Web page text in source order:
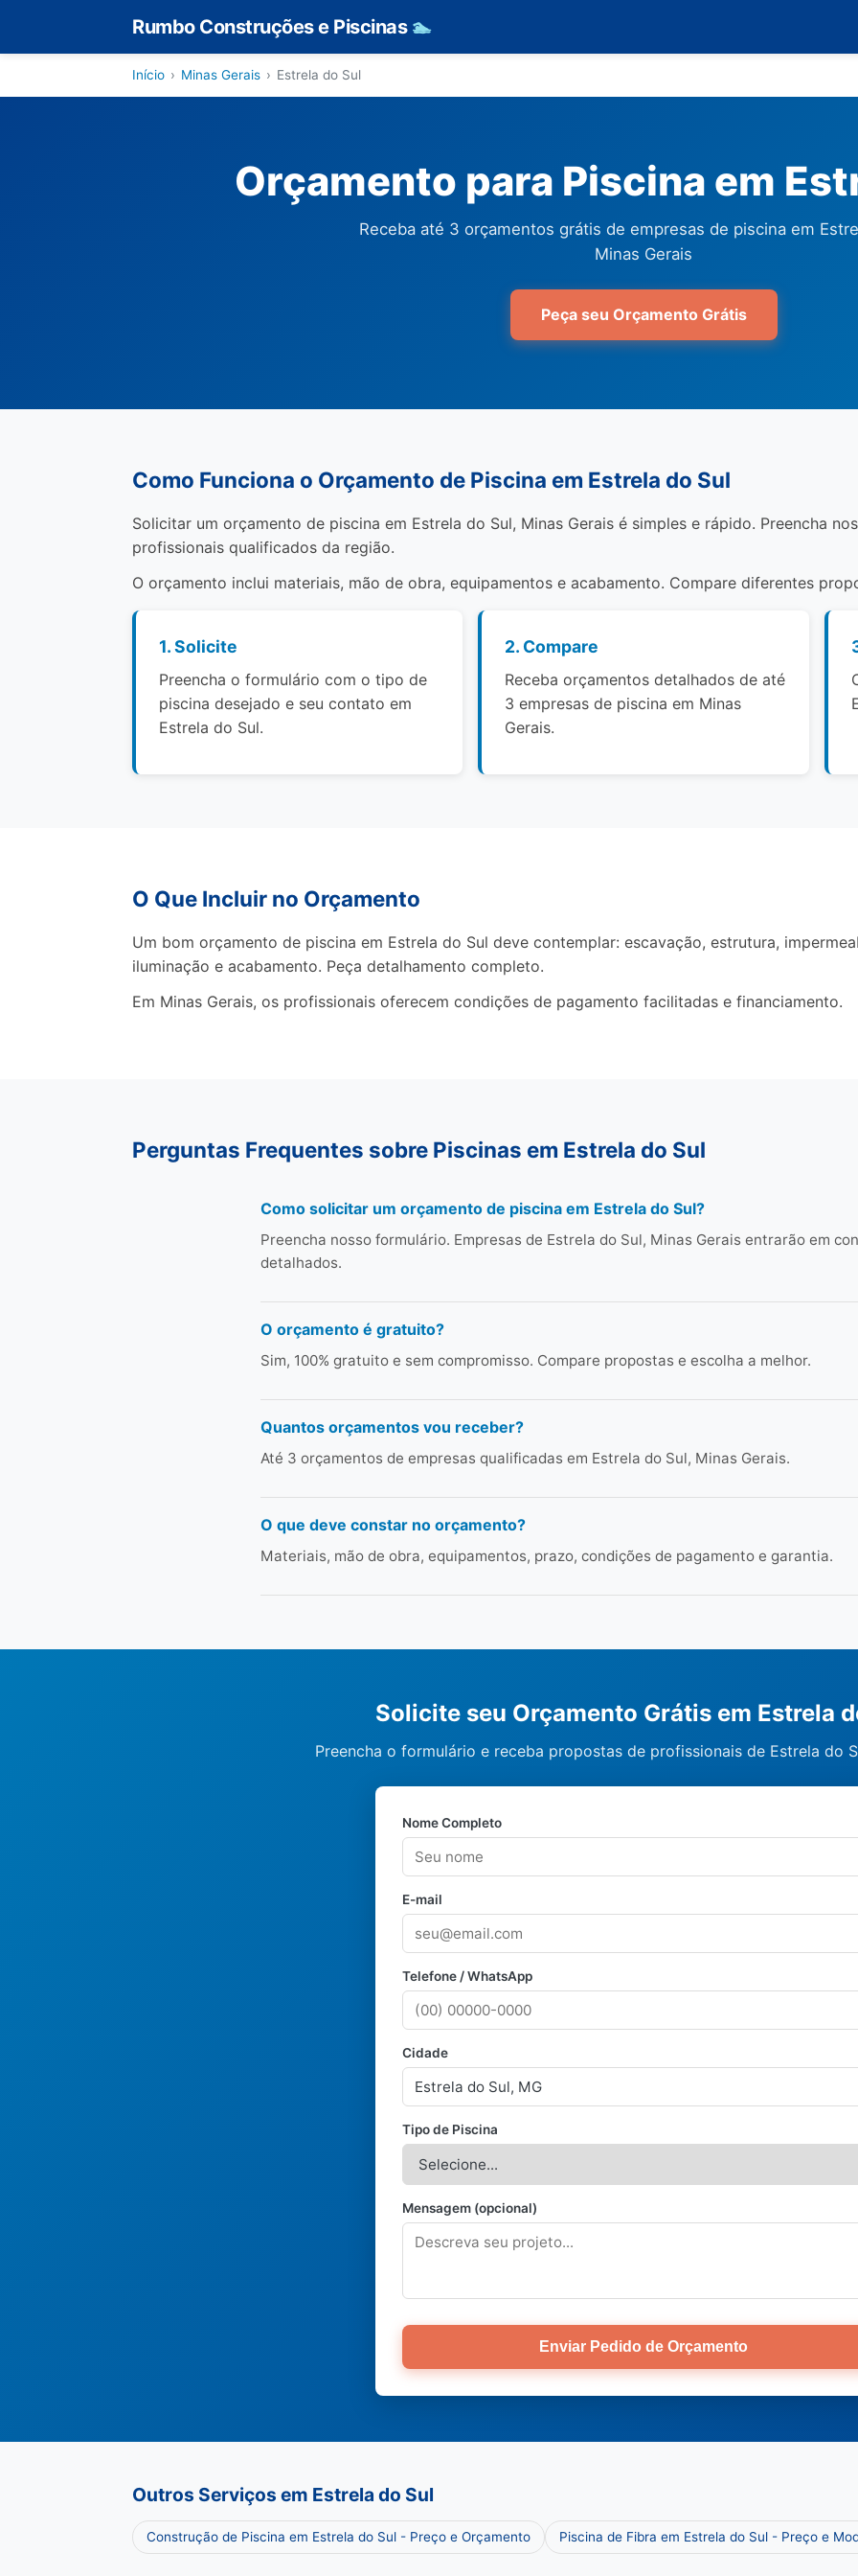
Rumbo Construções e Piscinas 🏊
Início › Minas Gerais › Estrela do Sul
Orçamento para Piscina em
Receba até 3 orçamentos grátis de empresas de piscina em
Minas Gerais
Peça seu Orçamento Grátis
Como Funciona o Orçamento de Piscina em Estrela do Sul
Solicitar um orçamento de piscina em Estrela do Sul, Minas Gerais é simples e rápido. Preencha
profissionais qualificados da região.
O orçamento inclui materiais, mão de obra, equipamentos e acabamento. Compare diferentes
1. Solicite
Preencha o formulário com o tipo de
piscina desejado e seu contato em
Estrela do Sul.
2. Compare
Receba orçamentos detalhados de até
3 empresas de piscina em Minas
Gerais.
O Que Incluir no Orçamento
Um bom orçamento de piscina em Estrela do Sul deve contemplar: escavação, estrutura,
iluminação e acabamento. Peça detalhamento completo.
Em Minas Gerais, os profissionais oferecem condições de pagamento facilitadas e financiamento.
Perguntas Frequentes sobre Piscinas em Estrela do Sul
Como solicitar um orçamento de piscina em Estrela do Sul?
Preencha nosso formulário. Empresas de Estrela do Sul, Minas Gerais entrarão em
detalhados.
O orçamento é gratuito?
Sim, 100% gratuito e sem compromisso. Compare propostas e escolha a melhor.
Quantos orçamentos vou receber?
Até 3 orçamentos de empresas qualificadas em Estrela do Sul, Minas Gerais.
O que deve constar no orçamento?
Materiais, mão de obra, equipamentos, prazo, condições de pagamento e garantia.
Solicite seu Orçamento Grátis em Estrela
Preencha o formulário e receba propostas de profissionais de Estrela do
Nome Completo
E-mail
Telefone / WhatsApp
Cidade
Tipo de Piscina
Mensagem (opcional)
Enviar Pedido de Orçamento
Outros Serviços em Estrela do Sul
Construção de Piscina em Estrela do Sul - Preço e Orçamento Piscina de Fibra em Estrela do Sul - Preço e